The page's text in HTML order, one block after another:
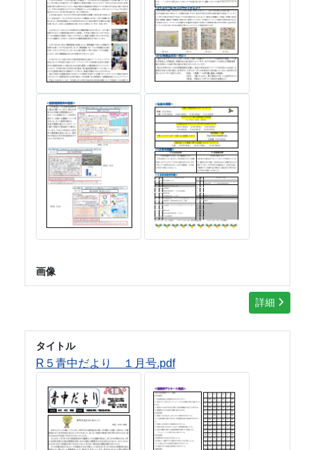
画像
詳細
タイトル
R５青中だより １月号.pdf